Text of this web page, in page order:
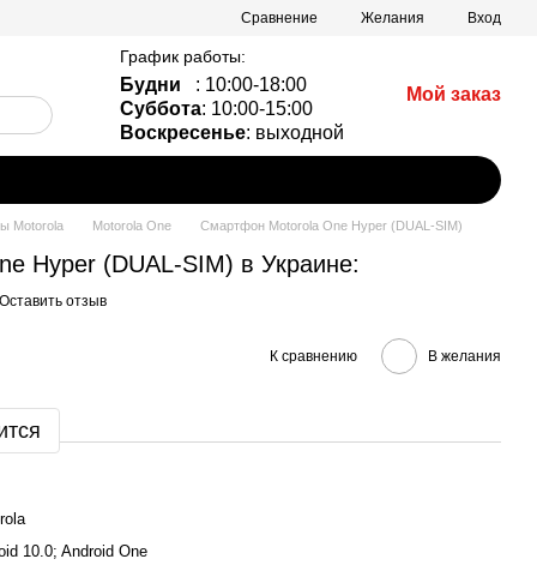
Сравнение Желания Вход
График работы:
Будни
: 10:00-18:00
Суббота: 10:00-15:00
Воскресенье: выходной
Мой заказ
Motorola Motorola One Смартфон Motorola One Hyper (DUAL-SIM)
Hyper (DUAL-SIM) в Украине:
Оставить отзыв
К сравнению В желания
10.0; Android One